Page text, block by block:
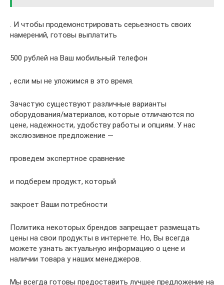
. И чтобы продемонстрировать серьезность своих
намерений, готовы выплатить
500 рублей на Ваш мобильный телефон
, если мы не уложимся в это время.
Зачастую существуют различные варианты
оборудования/материалов, которые отличаются по
цене, надежности, удобству работы и опциям. У нас
экслюзивное предложение —
проведем экспертное сравнение
и подберем продукт, который
закроет Ваши потребности
Политика некоторых брендов запрещает размещать
цены на свои продукты в интернете. Но, Вы всегда
можете узнать актуальную информацию о цене и
наличии товара у наших менеджеров.
Мы всегда готовы предоставить лучшее предложение на